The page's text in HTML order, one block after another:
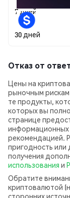
7 дней
30 дней
Отказ от
Цены на
рыночным рискам
те продукты,
которых вы
странице
информационных
рекомендацией.
пригодность
получения
использования и
Обратите
криптовалютой
сторонних